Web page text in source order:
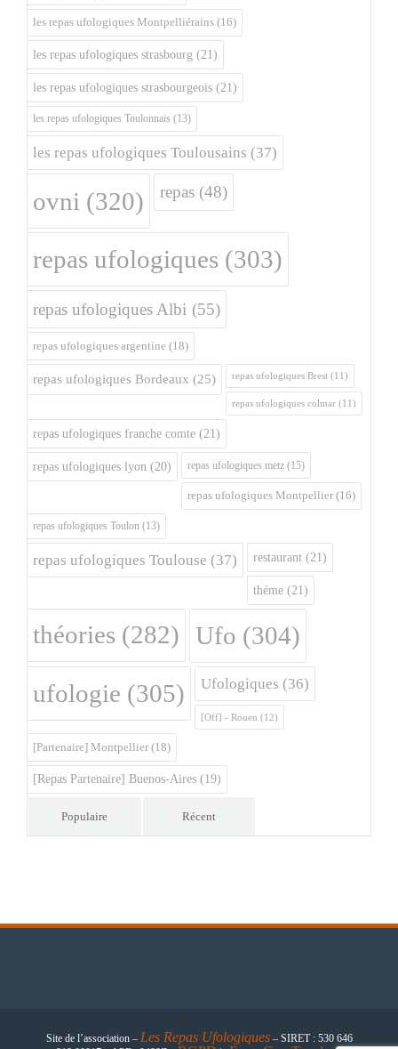
les repas ufologiques Montpelliérains (16)
les repas ufologiques strasbourg (21)
les repas ufologiques strasbourgeois (21)
les repas ufologiques Toulonnais (13)
les repas ufologiques Toulousains (37)
ovni (320) repas (48)
repas ufologiques (303)
repas ufologiques Albi (55)
repas ufologiques argentine (18)
repas ufologiques Bordeaux (25) repas ufologiques Brest (11)
repas ufologiques colmar (11)
repas ufologiques franche comte (21)
repas ufologiques lyon (20) repas ufologiques metz (15)
repas ufologiques Montpellier (16)
repas ufologiques Toulon (13)
repas ufologiques Toulouse (37) restaurant (21)
théme (21)
théories (282) Ufo (304)
ufologie (305) Ufologiques (36)
[Off] - Rouen (12)
[Partenaire] Montpellier (18)
[Repas Partenaire] Buenos-Aires (19)
Populaire Récent
Site de l’association – Les Repas Ufologiques– SIRET : 530 646